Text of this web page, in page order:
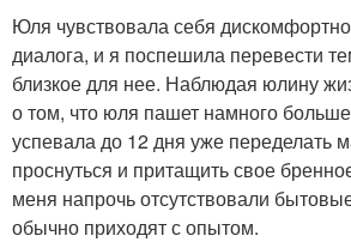
Юля чувствовала себя
диалога, и я поспешила перевести
близкое для нее. Наблюдая юлину
о том, что юля пашет намного
успевала до 12 дня уже переделать
проснуться и притащить свое
меня напрочь отсутствовали
обычно приходят с опытом.